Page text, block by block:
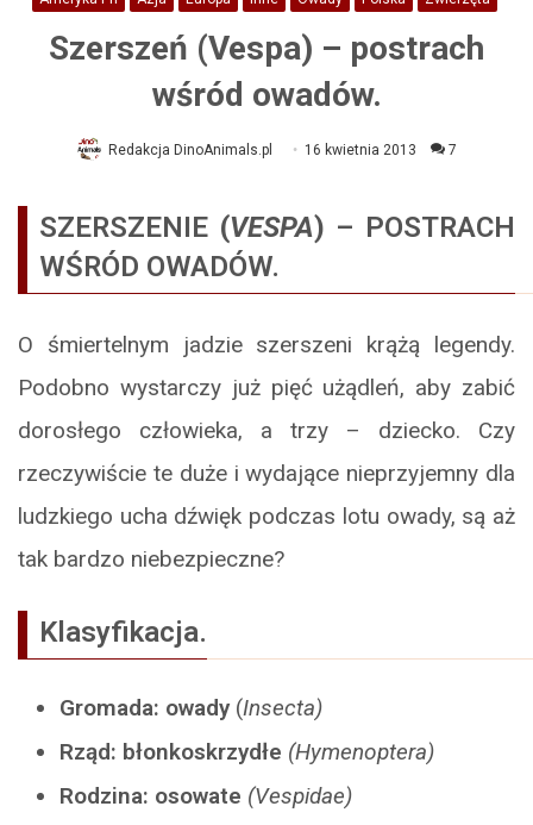
Szerszeń (Vespa) – postrach
wśród owadów.
Redakcja DinoAnimals.pl 16 kwietnia 2013 7
SZERSZENIE (VESPA) – POSTRACH
WŚRÓD OWADÓW.
O śmiertelnym jadzie szerszeni krążą legendy.
Podobno wystarczy już pięć użądleń, aby zabić
dorosłego człowieka, a trzy – dziecko. Czy
rzeczywiście te duże i wydające nieprzyjemny dla
ludzkiego ucha dźwięk podczas lotu owady, są aż
tak bardzo niebezpieczne?
Klasyfikacja.
Gromada: owady (Insecta)
Rząd: błonkoskrzydłe (Hymenoptera)
Rodzina: osowate (Vespidae)